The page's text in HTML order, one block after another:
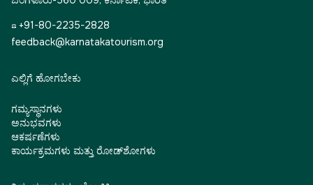
☎ +91-80-2235-2828
feedback@karnatakatourism.org
ಎಲ್ಲಿಗೆ ಹೋಗಬೇಕು
ಗಮ್ಯಸ್ಥಾನಗಳು
ಅನುಭವಗಳು
ಆಕರ್ಷಣೆಗಳು
ಕಾರ್ಯಕ್ರಮಗಳು ಮತ್ತು ರೋಡ್‌ಶೋಗಳು